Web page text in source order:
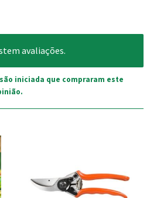
avaliações.
iniciada que compraram este